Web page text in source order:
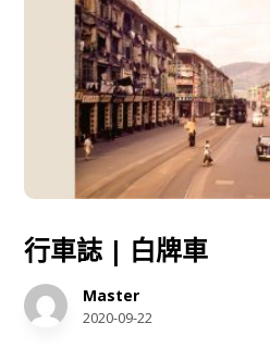
行車誌 | 白牌車
Master
2020-09-22